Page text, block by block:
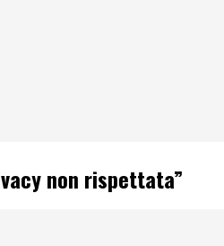
non rispettata”